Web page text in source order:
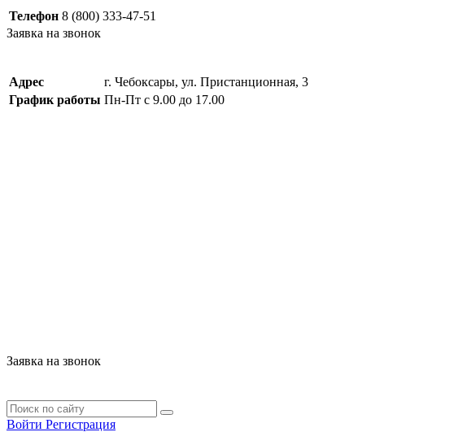
Телефон 8 (800) 333-47-51
Заявка на звонок
Адрес
г. Чебоксары, ул. Пристанционная, 3
График работы Пн-Пт с 9.00 до 17.00
Заявка на звонок
Войти Регистрация